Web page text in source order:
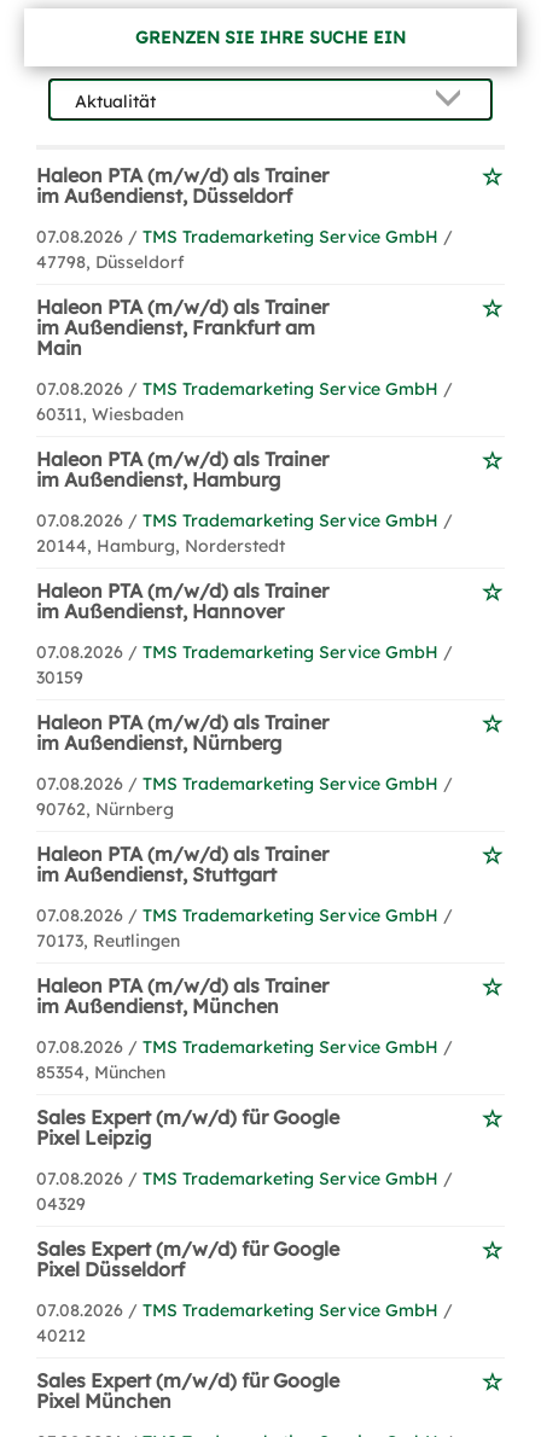
GRENZEN SIE IHRE SUCHE EIN
Haleon PTA (m/w/d) als Trainer
im Außendienst, Düsseldorf
07.08.2026 / TMS Trademarketing Service GmbH /
47798, Düsseldorf
Haleon PTA (m/w/d) als Trainer
im Außendienst, Frankfurt am
Main
07.08.2026 / TMS Trademarketing Service GmbH /
60311, Wiesbaden
Haleon PTA (m/w/d) als Trainer
im Außendienst, Hamburg
07.08.2026 / TMS Trademarketing Service GmbH /
20144, Hamburg, Norderstedt
Haleon PTA (m/w/d) als Trainer
im Außendienst, Hannover
07.08.2026 / TMS Trademarketing Service GmbH /
30159
Haleon PTA (m/w/d) als Trainer
im Außendienst, Nürnberg
07.08.2026 / TMS Trademarketing Service GmbH /
90762, Nürnberg
Haleon PTA (m/w/d) als Trainer
im Außendienst, Stuttgart
07.08.2026 / TMS Trademarketing Service GmbH /
70173, Reutlingen
Haleon PTA (m/w/d) als Trainer
im Außendienst, München
07.08.2026 / TMS Trademarketing Service GmbH /
85354, München
Sales Expert (m/w/d) für Google
Pixel Leipzig
07.08.2026 / TMS Trademarketing Service GmbH /
04329
Sales Expert (m/w/d) für Google
Pixel Düsseldorf
07.08.2026 / TMS Trademarketing Service GmbH /
40212
Sales Expert (m/w/d) für Google
Pixel München